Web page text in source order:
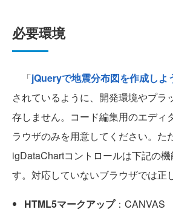
必要環境
「jQueryで地震分布図を作成しよ
されているように、開発環境やプラ
存しません。コード編集用のエディ
ラウザのみを用意してください。た
igDataChartコントロールは下記の
す。対応していないブラウザでは正
HTML5マークアップ：CANVAS